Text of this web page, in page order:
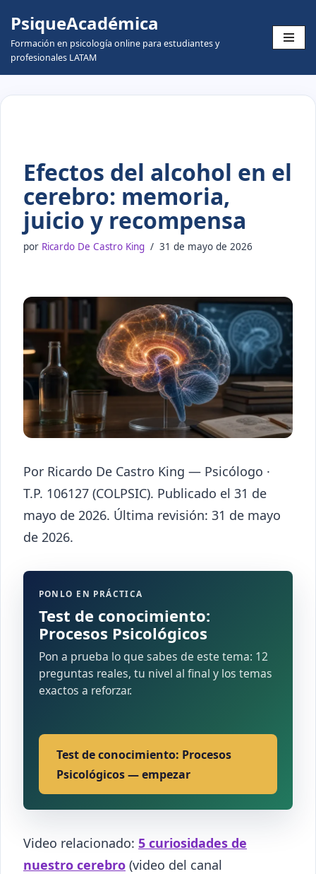
Skip
to
content
PsiqueAcadémica
Formación en psicología online para estudiantes y
profesionales LATAM
Efectos del alcohol en el
cerebro: memoria,
juicio y recompensa
por Ricardo De Castro King 31 de mayo de 2026
Por Ricardo De Castro King — Psicólogo ·
T.P. 106127 (COLPSIC). Publicado el 31 de
mayo de 2026. Última revisión: 31 de mayo
de 2026.
PONLO EN PRÁCTICA
Test de conocimiento:
Procesos Psicológicos
Pon a prueba lo que sabes de este tema: 12
preguntas reales, tu nivel al final y los temas
exactos a reforzar.
Test de conocimiento: Procesos
Psicológicos — empezar
Video relacionado: 5 curiosidades de
nuestro cerebro (video del canal